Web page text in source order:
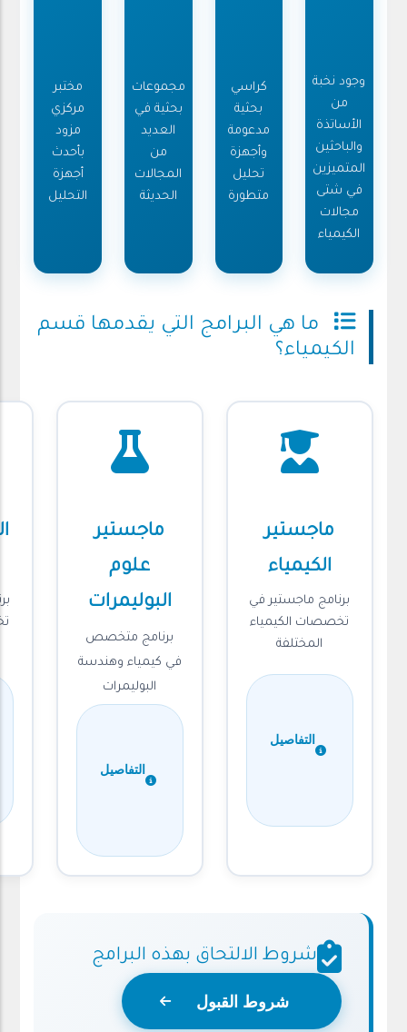
وجود نخبة
من
الأساتذة
والباحثين
المتميزين
في شتى
مجالات
الكيمياء
كراسي
بحثية
مدعومة
وأجهزة
تحليل
متطورة
مجموعات
بحثية في
العديد
من
المجالات
الحديثة
مختبر
مركزي
مزود
بأحدث
أجهزة
التحليل
ما هي البرامج التي يقدمها قسم
الكيمياء؟
ماجستير
الكيمياء
برنامج ماجستير في
تخصصات الكيمياء
المختلفة
التفاصيل
ماجستير
علوم
البوليمرات
برنامج متخصص
في كيمياء وهندسة
البوليمرات
التفاصيل
شروط الالتحاق بهذه البرامج
شروط القبول